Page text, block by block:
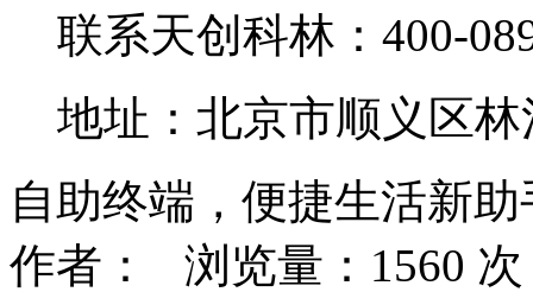
联系天创科林：400-
地址：北京市顺义区
自助终端，便捷生活新助
作者： 浏览量：1560